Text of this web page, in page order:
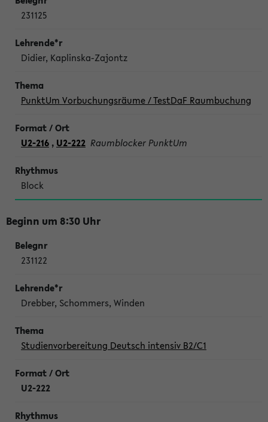
231125
Didier, Kaplinska-Zajontz
PunktUm Vorbuchungsräume / TestDaF Raumbuchung
U2-216 , U2-222 Raumblocker PunktUm
Block
Beginn um 8:30 Uhr
231122
Drebber, Schommers, Winden
Studienvorbereitung Deutsch intensiv B2/C1
U2-222